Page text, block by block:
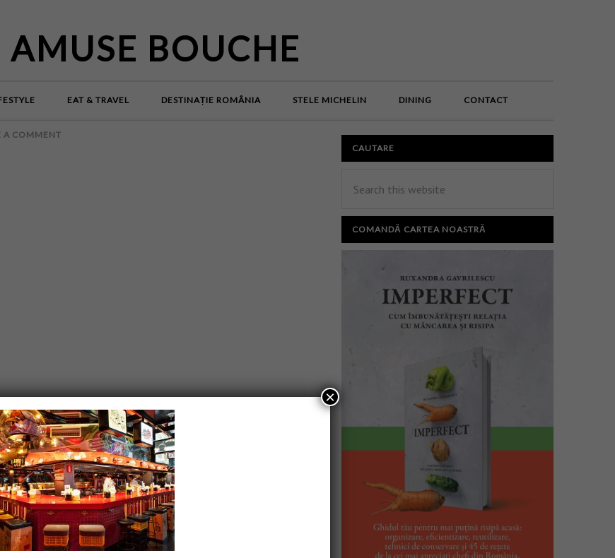
AMUSE BOUCHE
EAT & TRAVEL DESTINAȚIE ROMÂNIA STELE MICHELIN DINING CONTACT
A COMMENT
obligatorii sunt marcate cu*
CAUTARE
COMANDĂ CARTEA NOASTRĂ
×